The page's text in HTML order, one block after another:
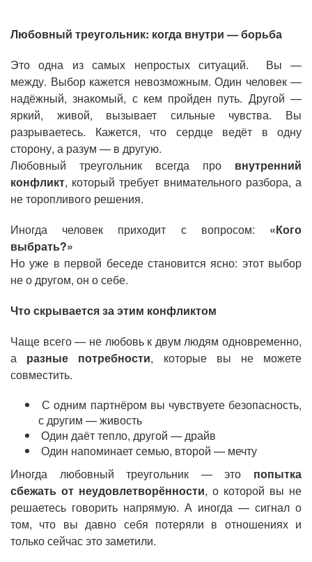
Любовный треугольник: когда внутри — борьба
Это одна из самых непростых ситуаций. Вы —
между. Выбор кажется невозможным. Один человек —
надёжный, знакомый, с кем пройден путь. Другой —
яркий, живой, вызывает сильные чувства. Вы
разрываетесь. Кажется, что сердце ведёт в одну
сторону, а разум — в другую.
Любовный треугольник всегда про внутренний
конфликт, который требует внимательного разбора, а
не торопливого решения.
Иногда человек приходит с вопросом: «Кого
выбрать?»
Но уже в первой беседе становится ясно: этот выбор
не о другом, он о себе.
Что скрывается за этим конфликтом
Чаще всего — не любовь к двум людям одновременно,
а разные потребности, которые вы не можете
совместить.
С одним партнёром вы чувствуете безопасность,
с другим — живость
Один даёт тепло, другой — драйв
Один напоминает семью, второй — мечту
Иногда любовный треугольник — это попытка
сбежать от неудовлетворённости, о которой вы не
решаетесь говорить напрямую. А иногда — сигнал о
том, что вы давно себя потеряли в отношениях и
только сейчас это заметили.